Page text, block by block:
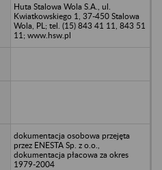
Huta Stalowa Wola S.A., ul.
Kwiatkowskiego 1, 37-450 Stalowa
Wola, PL; tel. (15) 843 41 11, 843 51
11; www.hsw.pl
dokumentacja osobowa przejęta
przez ENESTA Sp. z o.o.,
dokumentacja płacowa za okres
1979-2004